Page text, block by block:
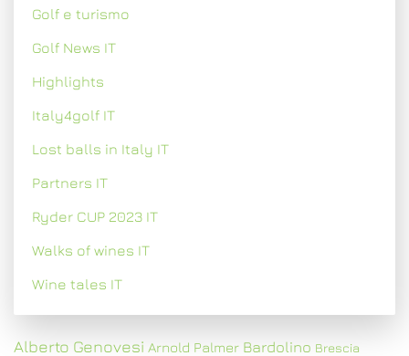
Golf e turismo
Golf News IT
Highlights
Italy4golf IT
Lost balls in Italy IT
Partners IT
Ryder CUP 2023 IT
Walks of wines IT
Wine tales IT
Alberto Genovesi Arnold Palmer Bardolino Brescia